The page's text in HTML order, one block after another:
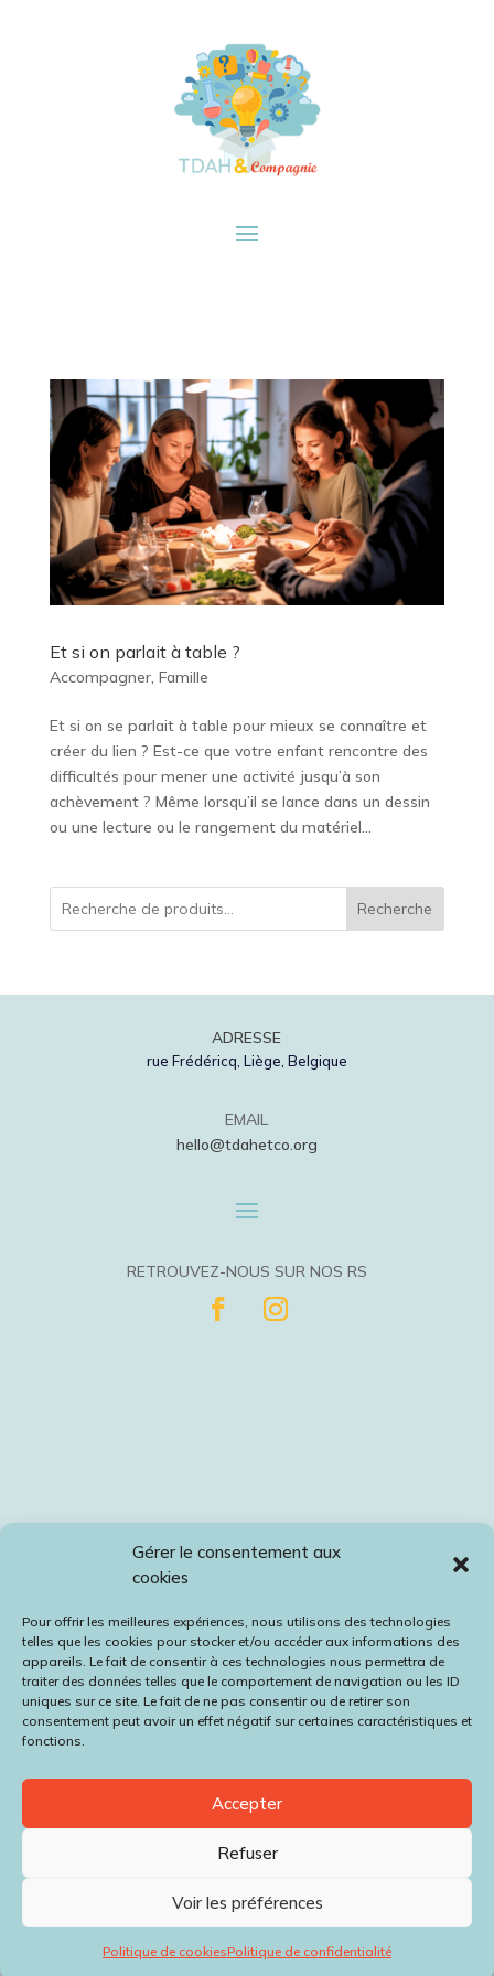
Gérer le consentement aux
cookies
Pour offrir les meilleures expériences, nous utilisons des technologies
telles que les cookies pour stocker et/ou accéder aux informations des
appareils. Le fait de consentir à ces technologies nous permettra de
traiter des données telles que le comportement de navigation ou les ID
uniques sur ce site. Le fait de ne pas consentir ou de retirer son
consentement peut avoir un effet négatif sur certaines caractéristiques et
fonctions.
Accepter
Refuser
Voir les préférences
Politique de cookiesPolitique de confidentialité
Et si on parlait à table ?
Accompagner, Famille
Et si on se parlait à table pour mieux se connaître et
créer du lien ? Est-ce que votre enfant rencontre des
difficultés pour mener une activité jusqu’à son
achèvement ? Même lorsqu’il se lance dans un dessin
ou une lecture ou le rangement du matériel...
Recherche
ADRESSE
rue Frédéricq, Liège, Belgique
EMAIL
hello@tdahetco.org
RETROUVEZ-NOUS SUR NOS RS